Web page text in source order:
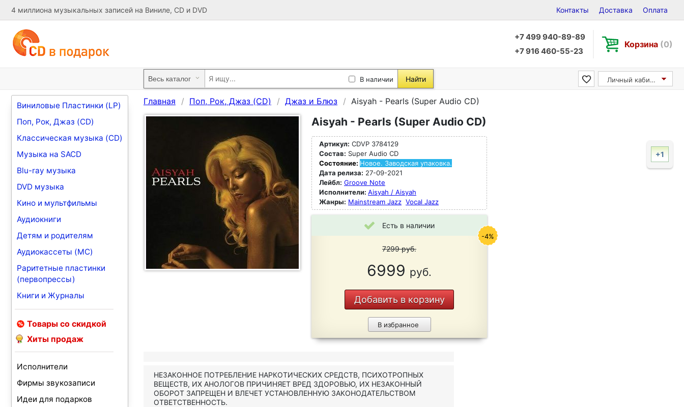
4 миллиона музыкальных записей на Виниле, CD и DVD Контакты Доставка Оплата
+7 499 940-89-89
+7 916 460-55-23
Корзина (0)
В наличии Найти Личный кабинет
Виниловые Пластинки (LP)
Поп, Рок, Джаз (CD)
Классическая музыка (CD)
Музыка на SACD
Blu-ray музыка
DVD музыка
Кино и мультфильмы
Аудиокниги
Детям и родителям
Аудиокассеты (MC)
Раритетные пластинки
(первопрессы)
Книги и Журналы
Товары со скидкой
Хиты продаж
Исполнители
Фирмы звукозаписи
Идеи для подарков
Главная Поп, Рок, Джаз (CD) Джаз и Блюз Aisyah - Pearls (Super Audio CD)
Aisyah - Pearls (Super Audio CD)
Артикул: CDVP 3784129
Состав: Super Audio CD
Состояние: Новое. Заводская упаковка.
Дата релиза: 27-09-2021
Лейбл: Groove Note
Исполнители: Aisyah / Aisyah
Жанры: Mainstream Jazz Vocal Jazz
Есть в наличии
7299руб.
6999 руб.
Добавить в корзину
В избранное
-4%
+1
НЕЗАКОННОЕ ПОТРЕБЛЕНИЕ НАРКОТИЧЕСКИХ СРЕДСТВ, ПСИХОТРОПНЫХ
ВЕЩЕСТВ, ИХ АНОЛОГОВ ПРИЧИНЯЕТ ВРЕД ЗДОРОВЬЮ, ИХ НЕЗАКОННЫЙ
ОБОРОТ ЗАПРЕЩЕН И ВЛЕЧЕТ УСТАНОВЛЕННУЮ ЗАКОНОДАТЕЛЬСТВОМ
ОТВЕТСТВЕННОСТЬ.